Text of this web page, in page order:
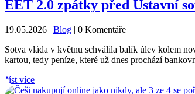
EET 2.0 zpátky před Ústavní
19.05.2026 | Blog | 0 Komentáře
Sotva vláda v květnu schválila balík úlev kolem
kartou, tedy peníze, které už dnes prochází
číst více